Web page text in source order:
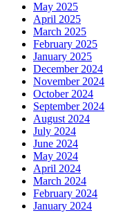
May 2025
April 2025
March 2025
February 2025
January 2025
December 2024
November 2024
October 2024
September 2024
August 2024
July 2024
June 2024
May 2024
April 2024
March 2024
February 2024
January 2024